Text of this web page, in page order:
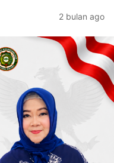
2 bulan ago